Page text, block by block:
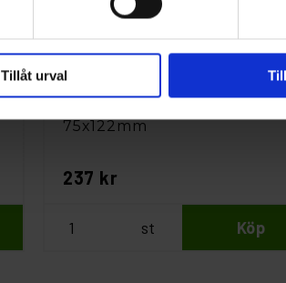
Tillåt urval
Norton
Slipdstöd Norton Rigid
75x122mm
237 kr
st Köp